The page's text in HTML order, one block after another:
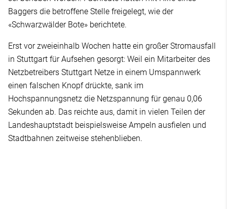
Baggers die betroffene Stelle freigelegt, wie der
«Schwarzwälder Bote» berichtete.
Erst vor zweieinhalb Wochen hatte ein großer Stromausfall
in Stuttgart für Aufsehen gesorgt: Weil ein Mitarbeiter des
Netzbetreibers Stuttgart Netze in einem Umspannwerk
einen falschen Knopf drückte, sank im
Hochspannungsnetz die Netzspannung für genau 0,06
Sekunden ab. Das reichte aus, damit in vielen Teilen der
Landeshauptstadt beispielsweise Ampeln ausfielen und
Stadtbahnen zeitweise stehenblieben.